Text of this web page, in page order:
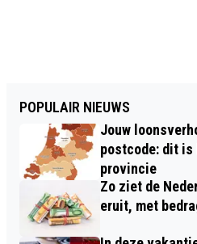
POPULAIR NIEUWS
Jouw
postcode: dit
provincie
Zo ziet de
eruit, met